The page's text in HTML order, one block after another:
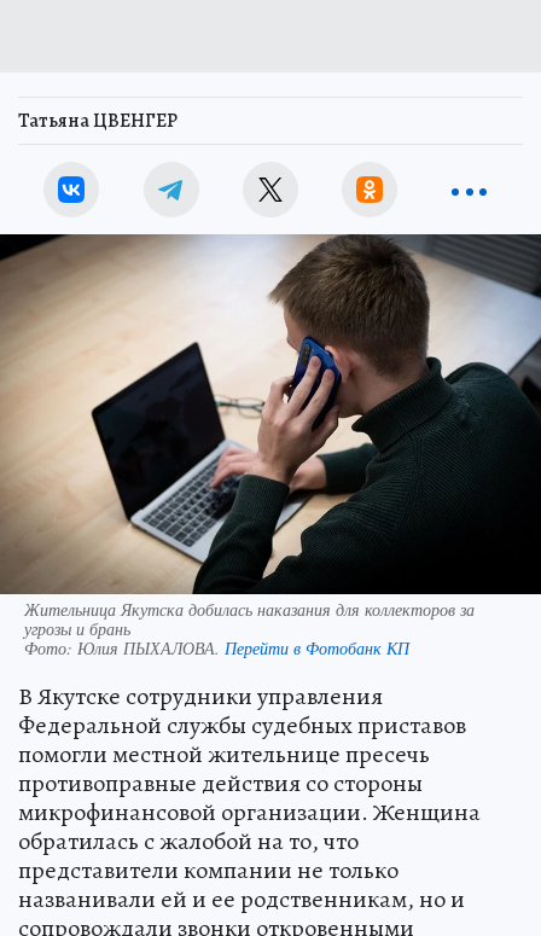
Татьяна ЦВЕНГЕР
Жительница Якутска добилась наказания для коллекторов за
угрозы и брань
Фото: Юлия ПЫХАЛОВА. Перейти в Фотобанк КП
В Якутске сотрудники управления
Федеральной службы судебных приставов
помогли местной жительнице пресечь
противоправные действия со стороны
микрофинансовой организации. Женщина
обратилась с жалобой на то, что
представители компании не только
названивали ей и ее родственникам, но и
сопровождали звонки откровенными